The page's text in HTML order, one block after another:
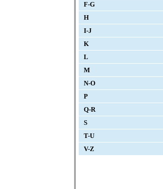
F-G
H
I-J
K
L
M
N-O
P
Q-R
S
T-U
V-Z